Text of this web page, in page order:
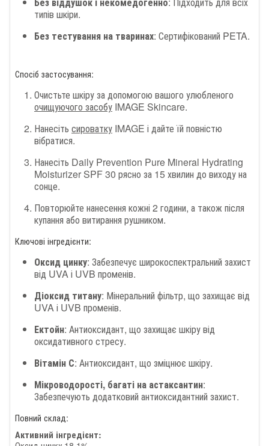
типів шкіри.
Без тестування на тваринах: Сертифікований PETA.
Спосіб застосування:
Очистьте шкіру за допомогою вашого улюбленого
очищуючого засобу IMAGE Skincare.
Нанесіть сироватку IMAGE і дайте їй повністю
вібратися.
Нанесіть Daily Prevention Pure Mineral Hydrating
Moisturizer SPF 30 рясно за 15 хвилин до виходу на
сонце.
Повторюйте нанесення кожні 2 години, а також після
купання або витирання рушником.
Ключові інгредієнти:
Оксид цинку: Забезпечує широкоспектральний захист
від UVA і UVB променів.
Діоксид титану: Мінеральний фільтр, що захищає від
UVA і UVB променів.
Ектойн: Антиоксидант, що захищає шкіру від
оксидативного стресу.
Вітамін С: Антиоксидант, що зміцнює шкіру.
Мікроводорості, багаті на астаксантин:
Забезпечують додатковий антиоксидантний захист.
Повний склад:
Активний інгредієнт: